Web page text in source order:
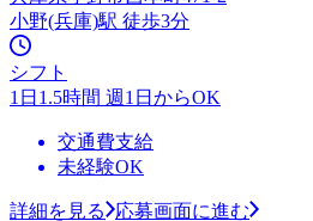
小野(兵庫)駅 徒歩3分
シフト
1日1.5時間 週1日からOK
交通費支給
未経験OK
詳細を見る
応募画面に進む